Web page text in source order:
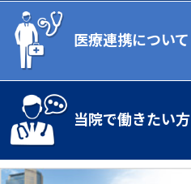
医療連携について
当院で働きたい方